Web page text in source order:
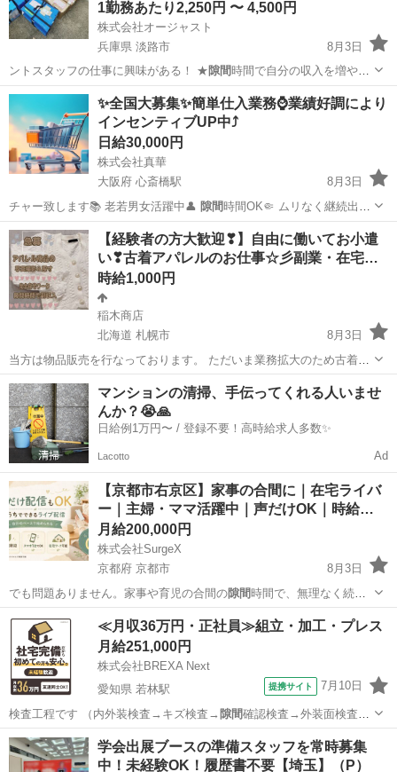
1勤務あたり2,250円 〜 4,500円
株式会社オージャスト
兵庫県 淡路市
8月3日
ントスタッフの仕事に興味がある！ ★ 隙間 時間で自分の収入を増やし
たい！ ★社…
兵庫 淡路市 イベントスタッフ スタッフ
✨全国大募集✨簡単仕入業務⌚️業績好調により
インセンティブUP中⤴️
日給30,000円
株式会社真華
大阪府 心斎橋駅
8月3日
チャー致します📚 老若男女活躍中👤 隙間 時間OK🤏 ムリなく継続出来
る方大歓迎…
大阪 大阪市 心斎橋駅 その他 スタッフ
【経験者の方大歓迎❣】自由に働いてお小遣
い❣古着アパレルのお仕事☆彡副業・在宅…
時給1,000円
稲木商店
北海道 札幌市
8月3日
当方は物品販売を行なっております。 ただいま業務拡大のため古着の
撮影〜梱包までしていただける方を募集しております❣ 作業は撮影・
梱包のみ！ お気軽にお問合せ下さい🤗 在宅でできるので、 皆さんそ
れぞれ自...
北海道 札幌市 古着
マンションの清掃、手伝ってくれる人いませ
んか？😭🙏
日給例1万円〜 / 登録不要！高時給求人多数✨
Lacotto Ad
【京都市右京区】家事の合間に｜在宅ライバ
ー｜主婦・ママ活躍中｜声だけOK｜時給…
月給200,000円
株式会社SurgeX
京都府 京都市
8月3日
でも問題ありません。家事や育児の合間の隙間時間で、無理なく続け
られます。 …
京都 京都市 その他 ライバー
≪月収36万円・正社員≫組立・加工・プレス
月給251,000円
株式会社BREXA Next
愛知県 若林駅
提携サイト 7月10日
検査工程です （内外装検査→キズ検査→ 隙間確認検査→外装面検査）
【その他】 …
愛知 豊田市 若林駅 その他
学会出展ブースの準備スタッフを常時募集
中！未経験OK！履歴書不要【埼玉】（P）